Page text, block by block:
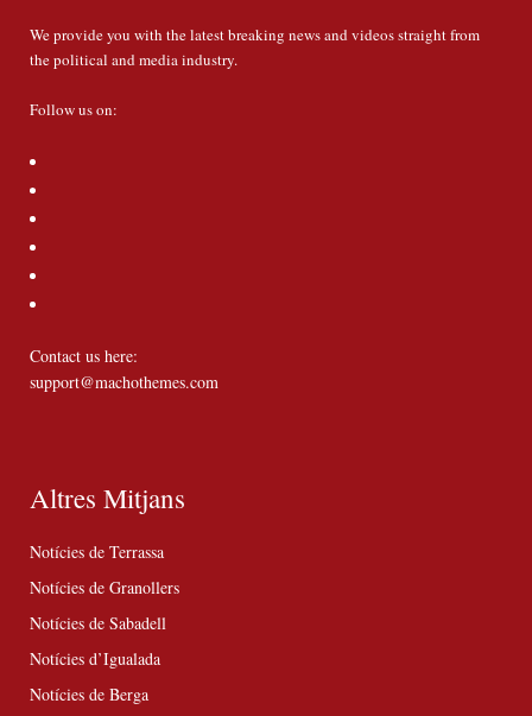
We provide you with the latest breaking news and videos straight from
the political and media industry.
Follow us on:
Contact us here:
support@machothemes.com
Altres Mitjans
Notícies de Terrassa
Notícies de Granollers
Notícies de Sabadell
Notícies d’Igualada
Notícies de Berga